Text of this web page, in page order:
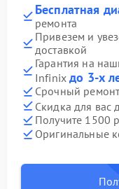
Бесплатная
ремонта
Привезем и
доставкой
Гарантия на
Infinixдо 3-х
Срочный
Скидка для вас
Получите 1500
Оригинальные